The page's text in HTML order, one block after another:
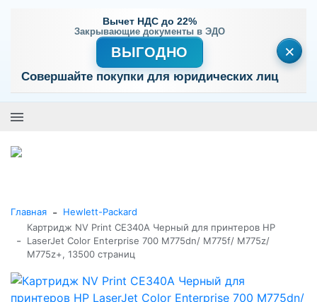
Вычет НДС до 22%
Закрывающие документы в ЭДО
ВЫГОДНО
Совершайте покупки для юридических лиц
×
Главная - Hewlett-Packard
-
Картридж NV Print CE340A Черный для принтеров HP
LaserJet Color Enterprise 700 M775dn/ M775f/ M775z/
M775z+, 13500 страниц